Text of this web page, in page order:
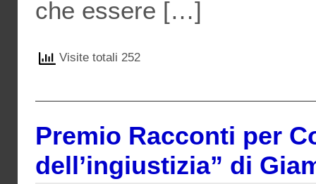
che essere […]
Visite totali 252
Premio Racconti per
dell’ingiustizia” di